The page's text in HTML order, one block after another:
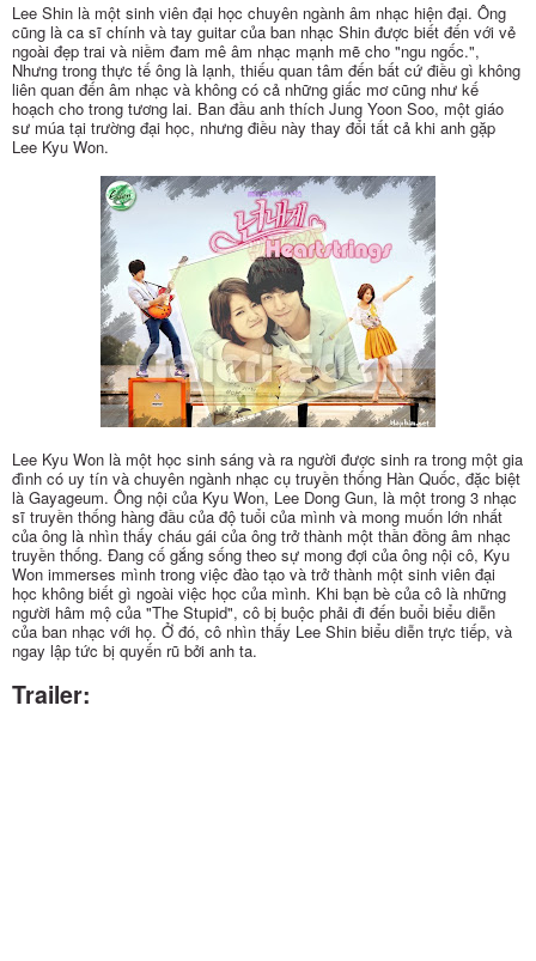
Lee Shin là một sinh viên đại học chuyên ngành âm nhạc hiện đại. Ông
cũng là ca sĩ chính và tay guitar của ban nhạc Shin được biết đến với vẻ
ngoài đẹp trai và niềm đam mê âm nhạc mạnh mẽ cho "ngu ngốc.",
Nhưng trong thực tế ông là lạnh, thiếu quan tâm đến bất cứ điều gì không
liên quan đến âm nhạc và không có cả những giấc mơ cũng như kế
hoạch cho trong tương lai. Ban đầu anh thích Jung Yoon Soo, một giáo
sư múa tại trường đại học, nhưng điều này thay đổi tất cả khi anh gặp
Lee Kyu Won.
Lee Kyu Won là một học sinh sáng và ra người được sinh ra trong một gia
đình có uy tín và chuyên ngành nhạc cụ truyền thống Hàn Quốc, đặc biệt
là Gayageum. Ông nội của Kyu Won, Lee Dong Gun, là một trong 3 nhạc
sĩ truyền thống hàng đầu của độ tuổi của mình và mong muốn lớn nhất
của ông là nhìn thấy cháu gái của ông trở thành một thần đồng âm nhạc
truyền thống. Đang cố gắng sống theo sự mong đợi của ông nội cô, Kyu
Won immerses mình trong việc đào tạo và trở thành một sinh viên đại
học không biết gì ngoài việc học của mình. Khi bạn bè của cô là những
người hâm mộ của "The Stupid", cô bị buộc phải đi đến buổi biểu diễn
của ban nhạc với họ. Ở đó, cô nhìn thấy Lee Shin biểu diễn trực tiếp, và
ngay lập tức bị quyến rũ bởi anh ta.
Trailer: